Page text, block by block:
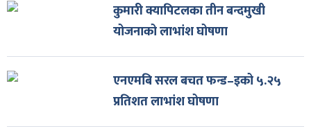
कुमारी क्यापिटलका तीन बन्दमुखी
योजनाको लाभांश घोषणा
एनएमबि सरल बचत फन्ड–इको ५.२५
प्रतिशत लाभांश घोषणा